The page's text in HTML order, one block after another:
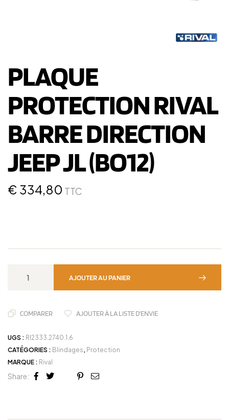
PLAQUE
PROTECTION RIVAL
BARRE DIRECTION
JEEP JL (BO12)
€ 334,80 TTC
AJOUTER AU PANIER
COMPARER AJOUTER À LA LISTE D'ENVIE
UGS : RI2333.2740.1.6
CATÉGORIES : Blindages, Protection
MARQUE : Rival
Share:
Facebook
TwitterLinkedin
Google+
Pinterest
Email